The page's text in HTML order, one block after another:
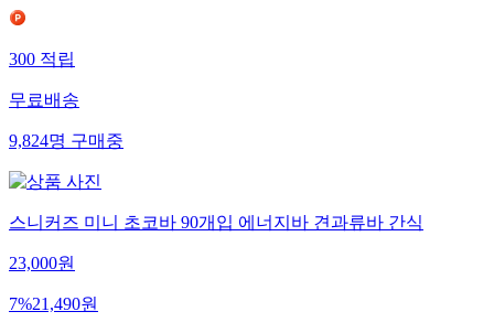
300적립
무료배송
9,824명구매중
스니커즈 미니 초코바 90개입 에너지바 견과류바 간식
23,000원
7%21,490원